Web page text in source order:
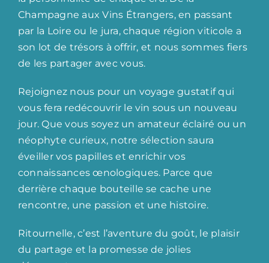
Champagne aux Vins Étrangers, en passant
par la Loire ou le jura, chaque région viticole a
son lot de trésors à offrir, et nous sommes fiers
de les partager avec vous.
Rejoignez nous pour un voyage gustatif qui
vous fera redécouvrir le vin sous un nouveau
jour. Que vous soyez un amateur éclairé ou un
néophyte curieux, notre sélection saura
éveiller vos papilles et enrichir vos
connaissances œnologiques. Parce que
derrière chaque bouteille se cache une
rencontre, une passion et une histoire.
Ritournelle, c’est l’aventure du goût, le plaisir
du partage et la promesse de jolies